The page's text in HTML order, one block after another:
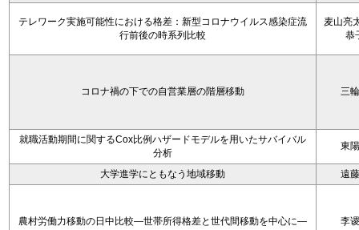
テレワーク実施可能性における格差：新型コロナウイルス感染症流
行前後の時系列比較
麦山亮
恭
コロナ禍の下での自営業層の階層移動 三
就職活動期間に関するCox比例ハザードモデルを用いたサバイバル
分析
東
大学進学にともなう地域移動 遠
農村労働力移動の日中比較―世帯所得格差と世代間移動を中心に― 李